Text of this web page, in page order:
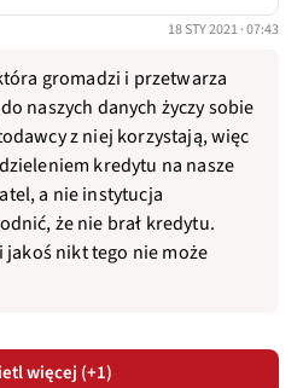
18 STY 2021 · 07:43
gromadzi i przetwarza
naszych danych życzy sobie
z niej korzystają, więc
kredytu na nasze
a nie instytucja
że nie brał kredytu.
jakoś nikt tego nie może
więcej (+1)